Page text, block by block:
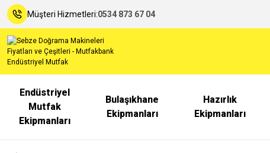
Müşteri Hizmetleri:0534 873 67 04
Endüstriyel
Mutfak
Ekipmanları
Bulaşıkhane
Ekipmanları
Hazırlık
Ekipmanları